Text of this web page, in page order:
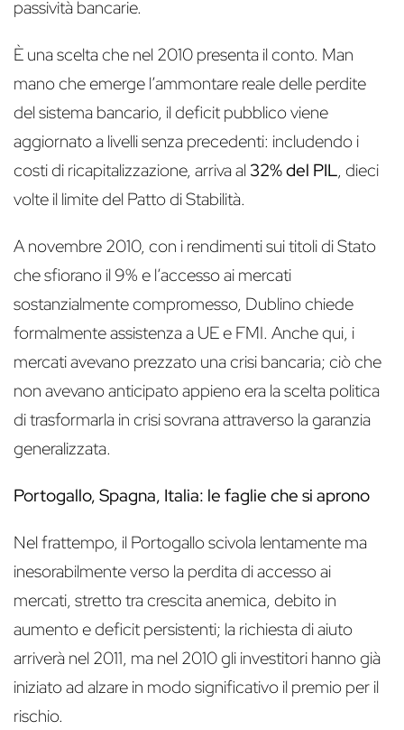
passività bancarie.
È una scelta che nel 2010 presenta il conto. Man
mano che emerge l’ammontare reale delle perdite
del sistema bancario, il deficit pubblico viene
aggiornato a livelli senza precedenti: includendo i
costi di ricapitalizzazione, arriva al 32% del PIL, dieci
volte il limite del Patto di Stabilità.
A novembre 2010, con i rendimenti sui titoli di Stato
che sfiorano il 9% e l’accesso ai mercati
sostanzialmente compromesso, Dublino chiede
formalmente assistenza a UE e FMI. Anche qui, i
mercati avevano prezzato una crisi bancaria; ciò che
non avevano anticipato appieno era la scelta politica
di trasformarla in crisi sovrana attraverso la garanzia
generalizzata.
Portogallo, Spagna, Italia: le faglie che si aprono
Nel frattempo, il Portogallo scivola lentamente ma
inesorabilmente verso la perdita di accesso ai
mercati, stretto tra crescita anemica, debito in
aumento e deficit persistenti; la richiesta di aiuto
arriverà nel 2011, ma nel 2010 gli investitori hanno già
iniziato ad alzare in modo significativo il premio per il
rischio.